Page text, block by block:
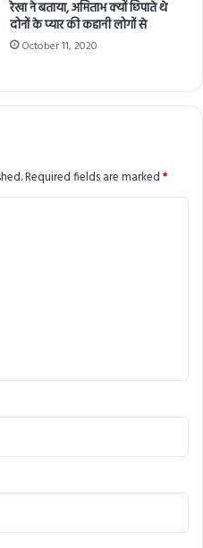
रेखा ने बताया, अमिताभ क्यों छिपाते थे
दोनों के प्यार की कहानी लोगों से
October 11, 2020
Required fields are marked*